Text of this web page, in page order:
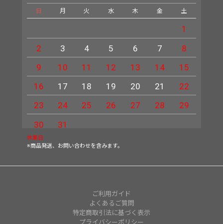
日 月 火 水 木 金 土
1
2
3 4 5 6 7
8
9
10 11 12 13 14
15
16
17 18 19 20 21
22
23
24 25 26 27 28
29
30
31
休業日
※商品発送、お問い合わせを含みます。
ご利用ガイド
よくあるご質問
特定商取引法に基づく表示
プライバシーポリシー